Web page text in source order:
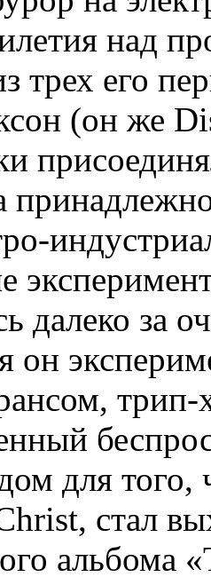
над
трех его
(он же
далеко за
он
для того,
стал
альбома